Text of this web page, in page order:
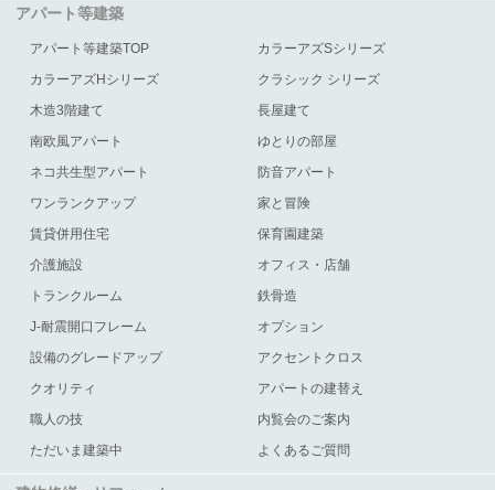
アパート等建築
アパート等建築TOP
カラーアズSシリーズ
カラーアズHシリーズ
クラシック シリーズ
木造3階建て
長屋建て
南欧風アパート
ゆとりの部屋
ネコ共生型アパート
防音アパート
ワンランクアップ
家と冒険
賃貸併用住宅
保育園建築
介護施設
オフィス・店舗
トランクルーム
鉄骨造
J-耐震開口フレーム
オプション
設備のグレードアップ
アクセントクロス
クオリティ
アパートの建替え
職人の技
内覧会のご案内
ただいま建築中
よくあるご質問